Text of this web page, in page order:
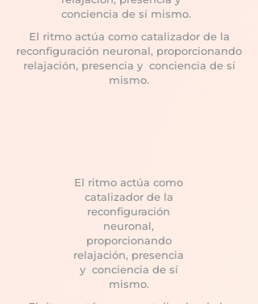
conciencia de sí mismo.
El ritmo actúa como catalizador de la
reconfiguración neuronal, proporcionando
relajación, presencia y conciencia de sí
mismo.
El ritmo actúa como
catalizador de la
reconfiguración
neuronal,
proporcionando
relajación, presencia
y conciencia de sí
mismo.